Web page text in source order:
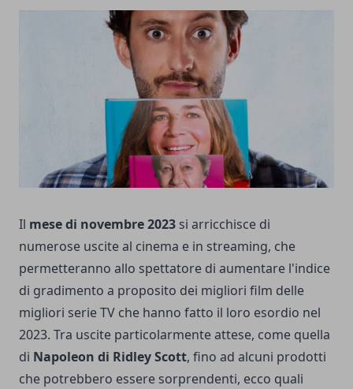
Il mese di novembre 2023 si arricchisce di
numerose uscite al cinema e in streaming, che
permetteranno allo spettatore di aumentare l'indice
di gradimento a proposito dei migliori film delle
migliori serie TV che hanno fatto il loro esordio nel
2023. Tra uscite particolarmente attese, come quella
di Napoleon di Ridley Scott, fino ad alcuni prodotti
che potrebbero essere sorprendenti, ecco quali